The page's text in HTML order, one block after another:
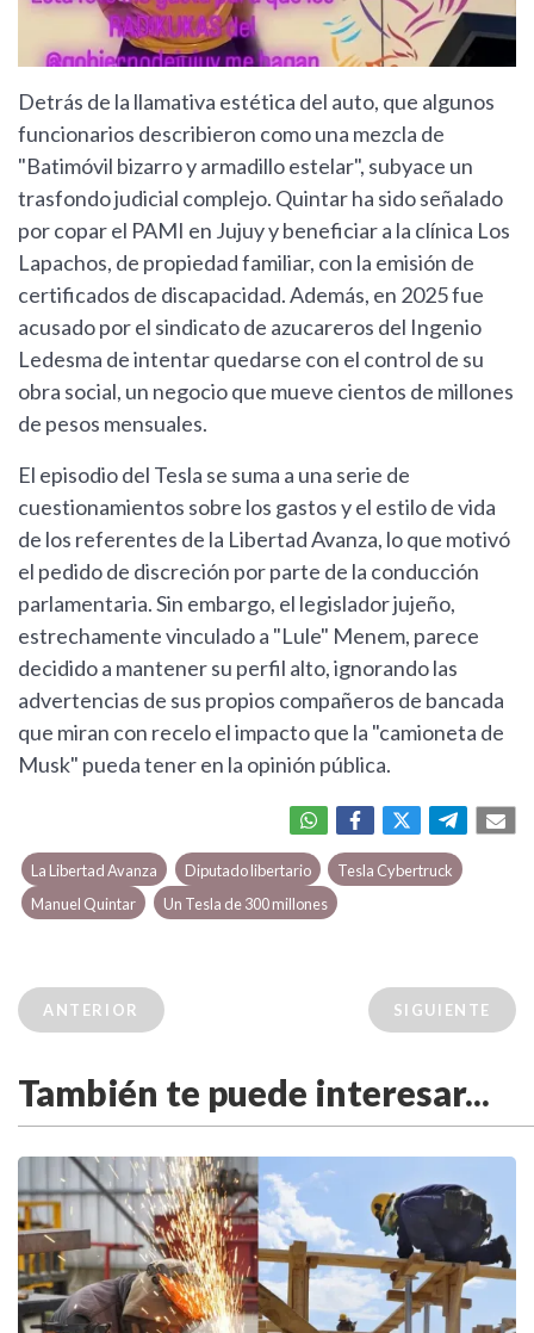
Detrás de la llamativa estética del auto, que algunos
funcionarios describieron como una mezcla de
"Batimóvil bizarro y armadillo estelar", subyace un
trasfondo judicial complejo. Quintar ha sido señalado
por copar el PAMI en Jujuy y beneficiar a la clínica Los
Lapachos, de propiedad familiar, con la emisión de
certificados de discapacidad. Además, en 2025 fue
acusado por el sindicato de azucareros del Ingenio
Ledesma de intentar quedarse con el control de su
obra social, un negocio que mueve cientos de millones
de pesos mensuales.
El episodio del Tesla se suma a una serie de
cuestionamientos sobre los gastos y el estilo de vida
de los referentes de la Libertad Avanza, lo que motivó
el pedido de discreción por parte de la conducción
parlamentaria. Sin embargo, el legislador jujeño,
estrechamente vinculado a "Lule" Menem, parece
decidido a mantener su perfil alto, ignorando las
advertencias de sus propios compañeros de bancada
que miran con recelo el impacto que la "camioneta de
Musk" pueda tener en la opinión pública.
La Libertad Avanza Diputado libertario
Tesla Cybertruck
Manuel Quintar
Un Tesla de 300 millones
ANTERIOR SIGUIENTE
También te puede interesar...